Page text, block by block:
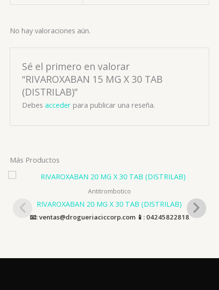
No hay valoraciones aún.
Sé el primero en valorar
“RIVAROXABAN 15 MG X 30 TAB
(DISTRILAB)”
Debesacceder para publicar una reseña.
Más Productos
Antitrombotico
RIVAROXABAN 20 MG X 30 TAB (DISTRILAB)
📧: ventas@drogueriaciccorp.com 📱: 04245822818